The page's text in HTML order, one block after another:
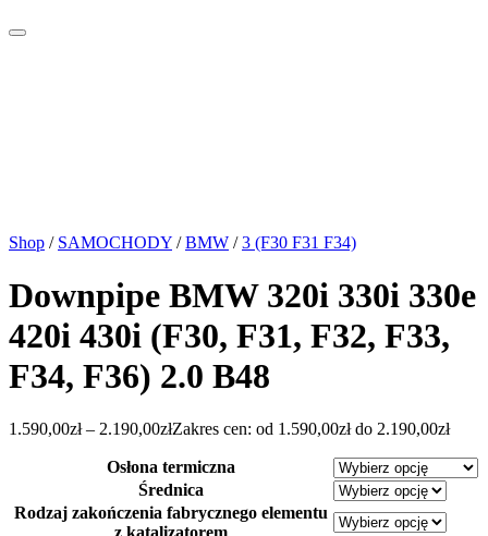
Shop / SAMOCHODY / BMW / 3 (F30 F31 F34)
Downpipe BMW 320i 330i 330e
420i 430i (F30, F31, F32, F33,
F34, F36) 2.0 B48
1.590,00zł – 2.190,00złZakres cen: od 1.590,00zł do 2.190,00zł
Osłona termiczna
Średnica
Rodzaj zakończenia fabrycznego elementu